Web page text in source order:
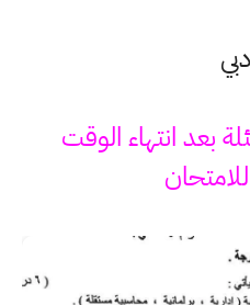
بعد انتهاء الوقت